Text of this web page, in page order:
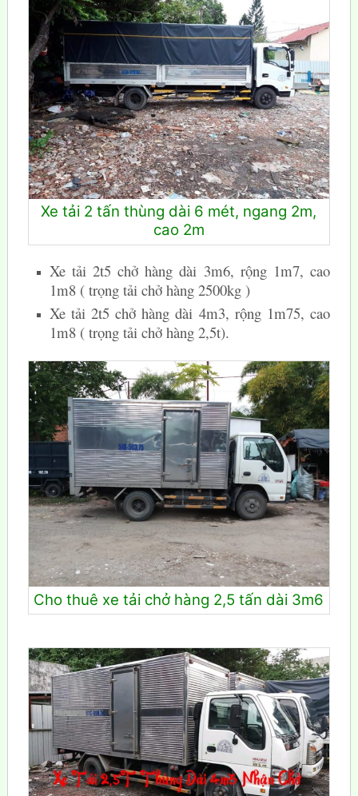
Xe tải 2 tấn thùng dài 6 mét, ngang 2m,
cao 2m
Xe tải 2t5 chở hàng dài 3m6, rộng 1m7, cao
1m8 ( trọng tải chở hàng 2500kg )
Xe tải 2t5 chở hàng dài 4m3, rộng 1m75, cao
1m8 ( trọng tải chở hàng 2,5t).
Cho thuê xe tải chở hàng 2,5 tấn dài 3m6